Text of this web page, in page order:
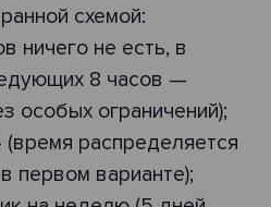
схемой:
ничего не есть, в
8 часов —
особых ограничений);
(время распределяется
первом варианте);